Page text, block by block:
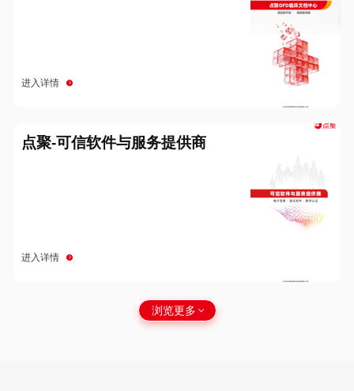
进入详情
点聚-可信软件与服务提供商
进入详情
浏览更多